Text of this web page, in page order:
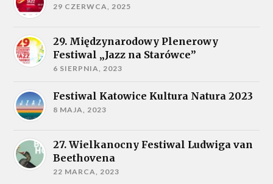
29 CZERWCA, 2025
29. Międzynarodowy Plenerowy
Festiwal „Jazz na Starówce”
6 SIERPNIA, 2023
Festiwal Katowice Kultura Natura 2023
8 MAJA, 2023
27. Wielkanocny Festiwal Ludwiga van
Beethovena
22 MARCA, 2023